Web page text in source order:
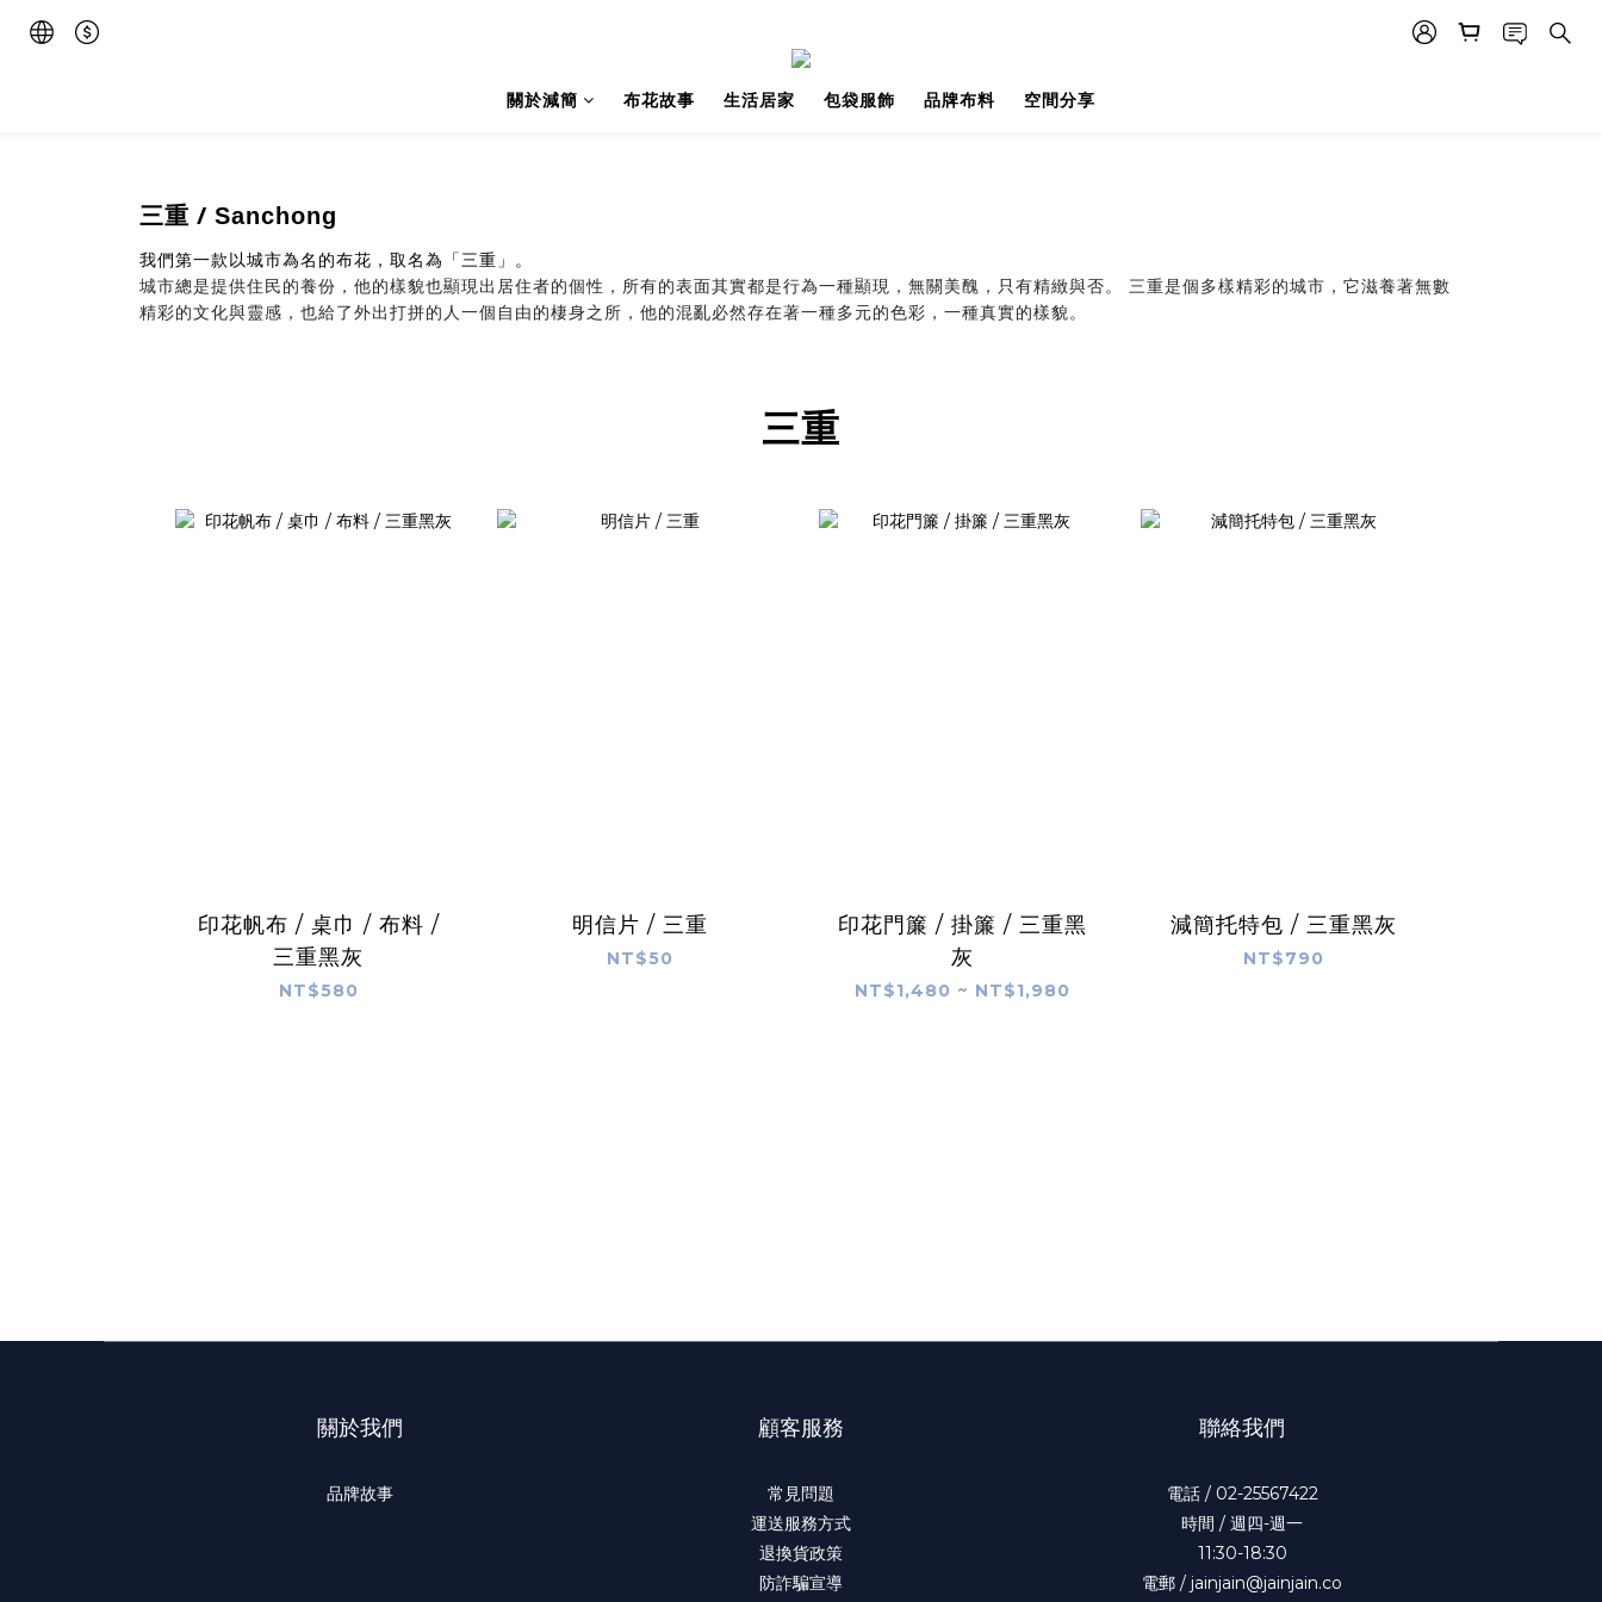
關於減簡 布花故事 生活居家 包袋服飾 品牌布料 空間分享
三重 / Sanchong
我們第一款以城市為名的布花，取名為「三重」。
城市總是提供住民的養份，他的樣貌也顯現出居住者的個性，所有的表面其實都是行為一種顯現，無關美醜，只有精緻與否。 三重是個多樣精彩的城市，它滋養著無數
精彩的文化與靈感，也給了外出打拼的人一個自由的棲身之所，他的混亂必然存在著一種多元的色彩，一種真實的樣貌。
三重
印花帆布 / 桌巾 / 布料 /
三重黑灰
NT$580
明信片 / 三重
NT$50
印花門簾 / 掛簾 / 三重黑
灰
NT$1,480 ~ NT$1,980
減簡托特包 / 三重黑灰
NT$790
關於我們
品牌故事
顧客服務
常見問題
運送服務方式
退換貨政策
防詐騙宣導
聯絡我們
電話 / 02-25567422
時間 / 週四-週一
11:30-18:30
電郵 / jainjain@jainjain.co